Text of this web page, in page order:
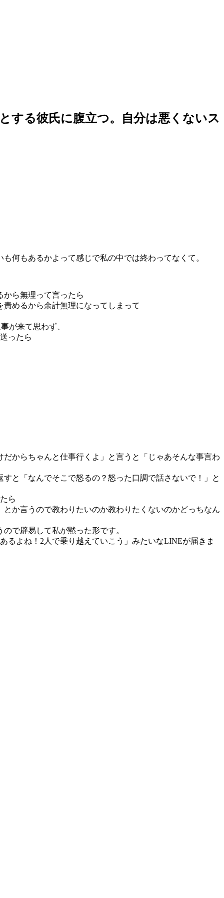
する彼氏に腹立つ。自分は悪くないス
何もあるかよって感じで私の中では終わってなくて。
ら無理って言ったら
めるから余計無理になってしまって
が来て思わず、
ったら
からちゃんと仕事行くよ」と言うと「じゃあそんな事言わ
と「なんでそこで怒るの？怒った口調で話さないで！」と
ら
か言うので教わりたいのか教わりたくないのかどっちなん
で辟易して私が黙った形です。
るよね！2人で乗り越えていこう」みたいなLINEが届きま